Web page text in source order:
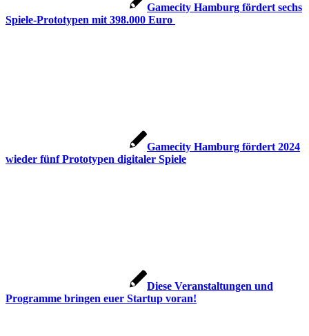
Gamecity Hamburg fördert sechs
Spiele-Prototypen mit 398.000 Euro
Gamecity Hamburg fördert 2024
wieder fünf Prototypen digitaler Spiele
Diese Veranstaltungen und
Programme bringen euer Startup voran!